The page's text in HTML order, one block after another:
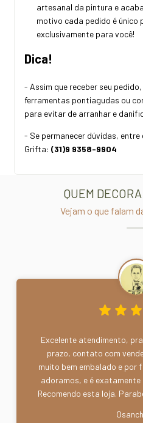
artesanal da pintura e
motivo cada pedido é único
exclusivamente para você!
Dica!
- Assim que receber seu
ferramentas pontiagudas ou
para evitar de arranhar e
- Se permanecer dúvidas,
Grifta: (31)9 9358-9904
QUEM
Vejam o que falam
Excelente atendimento,
prazo, contato com
muito bem embalado e por
adoramos, e é
Recomendo esta loja.